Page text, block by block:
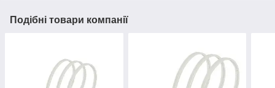
Подібні товари компанії